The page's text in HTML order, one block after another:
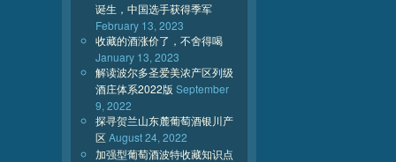
诞生，中国选手获得季军
February 13, 2023
收藏的酒涨价了，不舍得喝
January 13, 2023
解读波尔多圣爱美浓产区列级
酒庄体系2022版 September
9, 2022
探寻贺兰山东麓葡萄酒银川产
区August 24, 2022
加强型葡萄酒波特收藏知识点